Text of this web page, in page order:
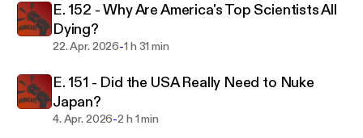
E. 152 - Why Are America's Top Scientists All
Dying?
22. Apr. 2026-1 h 31 min
E. 151 - Did the USA Really Need to Nuke
Japan?
4. Apr. 2026-2 h 1 min